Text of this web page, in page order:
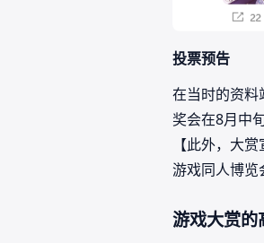
投票预告
在当时的资料
奖会在8月中
【此外，大
游戏同人博览
游戏大赏的